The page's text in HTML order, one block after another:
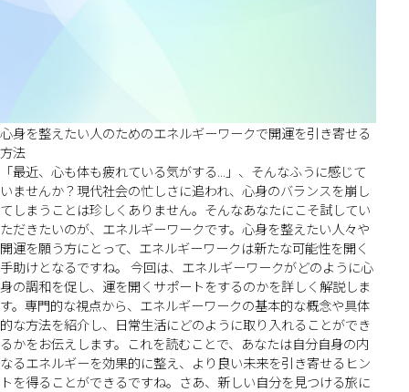
心身を整えたい人のためのエネルギーワークで開運を引き寄せる
方法
「最近、心も体も疲れている気がする...」、そんなふうに感じて
いませんか？現代社会の忙しさに追われ、心身のバランスを崩し
てしまうことは珍しくありません。そんなあなたにこそ試してい
ただきたいのが、エネルギーワークです。心身を整えたい人々や
開運を願う方にとって、エネルギーワークは新たな可能性を開く
手助けとなるですね。 今回は、エネルギーワークがどのように心
身の調和を促し、運を開くサポートをするのかを詳しく解説しま
す。専門的な視点から、エネルギーワークの基本的な概念や具体
的な方法を紹介し、日常生活にどのように取り入れることができ
るかをお伝えします。これを読むことで、あなたは自分自身の内
なるエネルギーを効果的に整え、より良い未来を引き寄せるヒン
トを得ることができるですね。さあ、新しい自分を見つける旅に